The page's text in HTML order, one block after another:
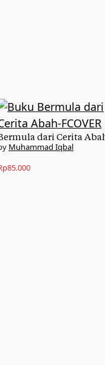
dari Cerita
Muhammad Iqbal
85.000